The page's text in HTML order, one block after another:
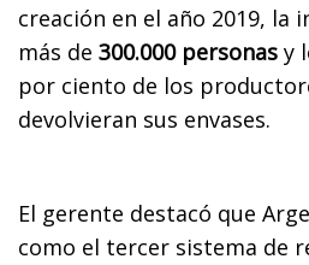
creación en el año 2019, la
más de 300.000 personas y
por ciento de los
devolvieran sus envases.
El gerente destacó que
como el tercer sistema de